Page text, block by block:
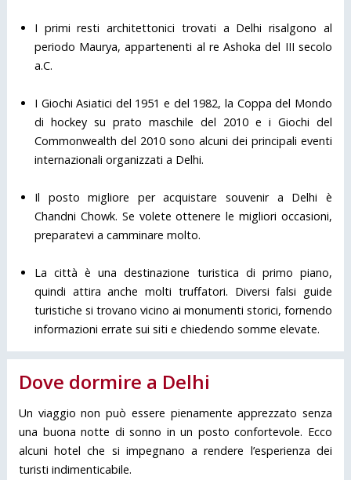
I primi resti architettonici trovati a Delhi risalgono al
periodo Maurya, appartenenti al re Ashoka del III secolo
a.C.
I Giochi Asiatici del 1951 e del 1982, la Coppa del Mondo
di hockey su prato maschile del 2010 e i Giochi del
Commonwealth del 2010 sono alcuni dei principali eventi
internazionali organizzati a Delhi.
Il posto migliore per acquistare souvenir a Delhi è
Chandni Chowk. Se volete ottenere le migliori occasioni,
preparatevi a camminare molto.
La città è una destinazione turistica di primo piano,
quindi attira anche molti truffatori. Diversi falsi guide
turistiche si trovano vicino ai monumenti storici, fornendo
informazioni errate sui siti e chiedendo somme elevate.
Dove dormire a Delhi
Un viaggio non può essere pienamente apprezzato senza
una buona notte di sonno in un posto confortevole. Ecco
alcuni hotel che si impegnano a rendere l’esperienza dei
turisti indimenticabile.